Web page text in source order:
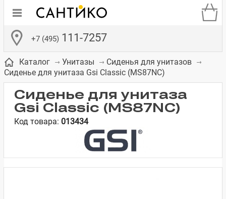
+7 (495) 111-7257
Бачки для
Сиденья для
унитазов
Смесители для
Зеркало-шкаф
Полки в ванную
комнату
ванную комнату
Каталог Унитазы
Сиденья для унитазов
Сиденье для унитаза Gsi Classic (MS87NC)
Сиденье для унитаза
Gsi Classic (MS87NC)
Код товара: 013434